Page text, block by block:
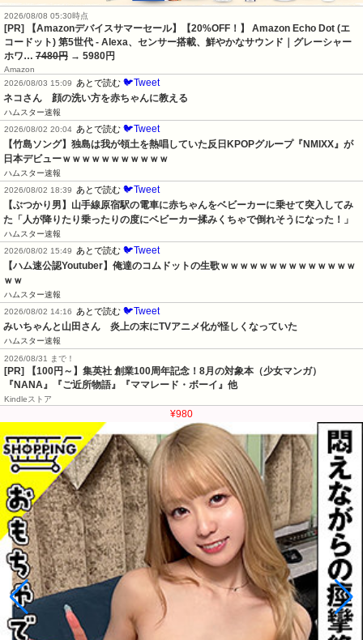
2026/08/08 05:30時点
[PR] 【Amazonデバイスサマーセール】【20%OFF！】 Amazon Echo Dot (エ
コードット) 第5世代 - Alexa、センサー搭載、鮮やかなサウンド｜グレーシャー
ホワ… 7480円 → 5980円
Amazon
2026/08/03 15:09
あとで読む 🐦Tweet
ネコさん　顔の洗い方を赤ちゃんに教える
ハムスター速報
2026/08/02 20:04 あとで読む 🐦Tweet
【竹島ソング】独島は我が領土を熱唱していた反日KPOPグループ『NMIXX』が
日本デビューｗｗｗｗｗｗｗｗｗｗｗ
ハムスター速報
2026/08/02 18:39
あとで読む 🐦Tweet
【ぶつかり男】山手線原宿駅の電車に赤ちゃんをベビーカーに乗せて突入してみ
た「人が降りたり乗ったりの度にベビーカー揉みくちゃで倒れそうになった！」
ハムスター速報
2026/08/02 15:49
あとで読む 🐦Tweet
【ハム速公認Youtuber】俺達のコムドットの生歌ｗｗｗｗｗｗｗｗｗｗｗｗｗｗ
ｗｗ
ハムスター速報
2026/08/02 14:16
あとで読む 🐦Tweet
みいちゃんと山田さん　炎上の末にTVアニメ化が怪しくなっていた
ハムスター速報
2026/08/31 まで！
[PR]
【100円～】集英社 創業100周年記念！8月の対象本（少女マンガ）
『NANA』『ご近所物語』『ママレード・ボーイ』他
Kindleストア
¥980